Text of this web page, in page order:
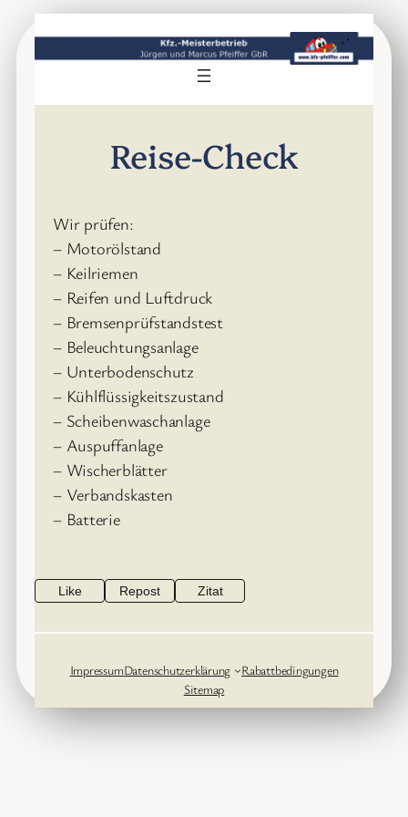
Inhalt
Reise-Check
Wir prüfen:
– Motorölstand
– Keilriemen
– Reifen und Luftdruck
– Bremsenprüfstandstest
– Beleuchtungsanlage
– Unterbodenschutz
– Kühlflüssigkeitszustand
– Scheibenwaschanlage
– Auspuffanlage
– Wischerblätter
– Verbandskasten
– Batterie
Like Repost Zitat
ImpressumDatenschutzerklärung
Rabattbedingungen
Sitemap